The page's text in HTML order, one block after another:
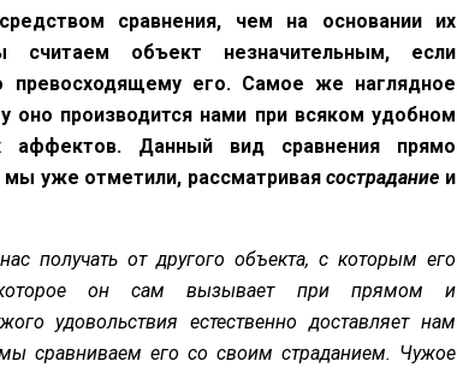
сравнения, чем на основании их
считаем объект незначительным, если
превосходящему его. Самое же наглядное
оно производится нами при всяком удобном
аффектов. Данный вид сравнения прямо
мы уже отметили, рассматриваясострадание и
получать от другого объекта, с которым его
которое он сам вызывает при прямом и
удовольствия естественно доставляет нам
сравниваем его со своим страданием. Чужое